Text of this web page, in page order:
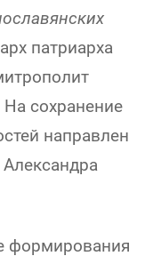
патриарха
сохранение
направлен
формирования